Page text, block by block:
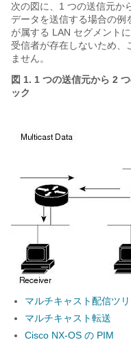
次の図に、1 つの送信元か
データを送信する場合の例
が属する LAN セグメント
受信者が存在しないため、
ません。
図 1. 1 つの送信元から 2
ック
マルチキャスト配信ツ
マルチキャスト転送
Cisco NX-OS の PIM